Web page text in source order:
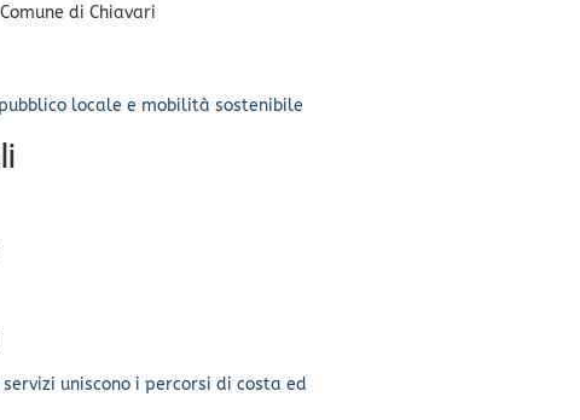
Comune di Chiavari
locale e mobilità sostenibile
servizi uniscono i percorsi di costa ed